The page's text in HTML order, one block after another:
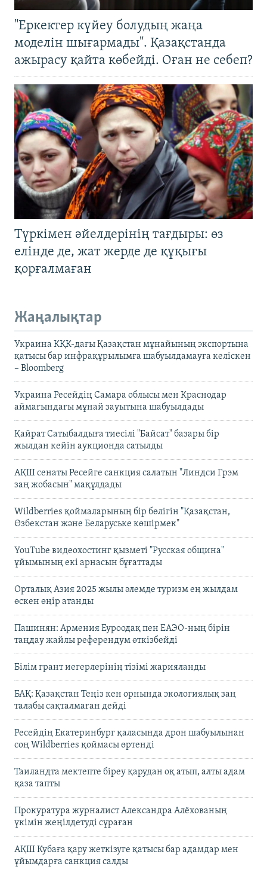
"Еркектер күйеу болудың жаңа
моделін шығармады". Қазақстанда
ажырасу қайта көбейді. Оған не себеп?
Түркімен әйелдерінің тағдыры: өз
елінде де, жат жерде де құқығы
қорғалмаған
Жаңалықтар
Украина КҚК-дағы Қазақстан мұнайының экспортына
қатысы бар инфрақұрылымға шабуылдамауға келіскен
– Bloomberg
Украина Ресейдің Самара облысы мен Краснодар
аймағындағы мұнай зауытына шабуылдады
Қайрат Сатыбалдыға тиесілі "Байсат" базары бір
жылдан кейін аукционда сатылды
АҚШ сенаты Ресейге санкция салатын "Линдси Грэм
заң жобасын" мақұлдады
Wildberries қоймаларының бір бөлігін "Қазақстан,
Өзбекстан және Беларуське көшірмек"
YouTube видеохостинг қызметі "Русская община"
ұйымының екі арнасын бұғаттады
Орталық Азия 2025 жылы әлемде туризм ең жылдам
өскен өңір атанды
Пашинян: Армения Еуроодақ пен ЕАЭО-ның бірін
таңдау жайлы референдум өткізбейді
Білім грант иегерлерінің тізімі жарияланды
БАҚ: Қазақстан Теңіз кен орнында экологиялық заң
талабы сақталмаған дейді
Ресейдің Екатеринбург қаласында дрон шабуылынан
соң Wildberries қоймасы өртенді
Таиландта мектепте біреу қарудан оқ атып, алты адам
қаза тапты
Прокуратура журналист Александра Алёхованың
үкімін жеңілдетуді сұраған
АҚШ Кубаға қару жеткізуге қатысы бар адамдар мен
ұйымдарға санкция салды